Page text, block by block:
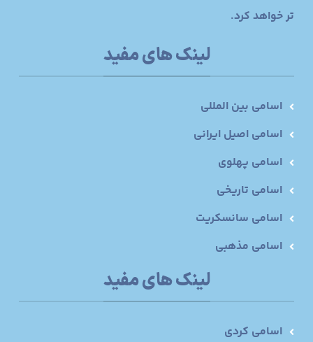
تر خواهد کرد.
لینک های مفید
اسامی بین المللی
اسامی اصیل ایرانی
اسامی پهلوی
اسامی تاریخی
اسامی سانسکریت
اسامی مذهبی
لینک های مفید
اسامی کردی